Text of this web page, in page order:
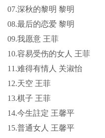
07.深秋的黎明 黎明
08.最后的恋爱 黎明
09.我愿意 王菲
10.容易受伤的女人 王菲
11.难得有情人 关淑怡
12.天空 王菲
13.棋子 王菲
14.今生註定 王馨平
15.普通女人 王馨平